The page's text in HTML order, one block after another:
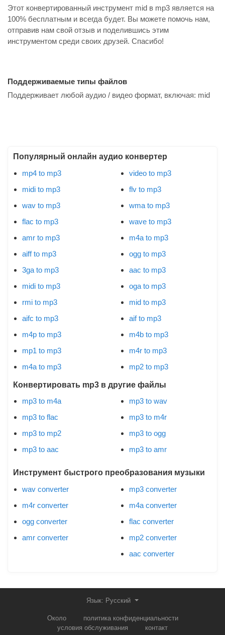
Этот конвертированный инструмент mid в mp3 является на
100% бесплатным и всегда будет. Вы можете помочь нам,
отправив нам свой отзыв и поделившись этим
инструментом среди своих друзей. Спасибо!
Поддерживаемые типы файлов
Поддерживает любой аудио / видео формат, включая: mid
Популярный онлайн аудио конвертер
mp4 to mp3
midi to mp3
wav to mp3
flac to mp3
amr to mp3
aiff to mp3
3ga to mp3
midi to mp3
rmi to mp3
aifc to mp3
m4p to mp3
mp1 to mp3
m4a to mp3
video to mp3
flv to mp3
wma to mp3
wave to mp3
m4a to mp3
ogg to mp3
aac to mp3
oga to mp3
mid to mp3
aif to mp3
m4b to mp3
m4r to mp3
mp2 to mp3
Конвертировать mp3 в другие файлы
mp3 to m4a
mp3 to flac
mp3 to mp2
mp3 to aac
mp3 to wav
mp3 to m4r
mp3 to ogg
mp3 to amr
Инструмент быстрого преобразования музыки
wav converter
m4r converter
ogg converter
amr converter
mp3 converter
m4a converter
flac converter
mp2 converter
aac converter
Язык: Русский
Около
политика конфиденциальности
условия обслуживания
контакт